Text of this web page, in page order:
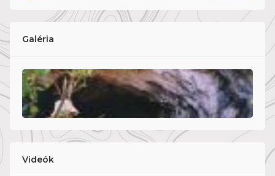
Galéria
Videók